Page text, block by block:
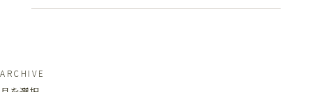
ARCHIVE